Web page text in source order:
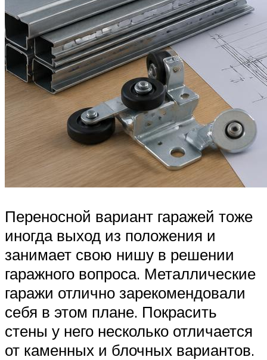
Переносной вариант гаражей тоже
иногда выход из положения и
занимает свою нишу в решении
гаражного вопроса. Металлические
гаражи отлично зарекомендовали
себя в этом плане. Покрасить
стены у него несколько отличается
от каменных и блочных вариантов.